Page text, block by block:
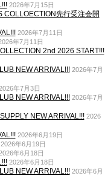
2026年7月15日
COLLOECTION先行受注会開
2026年7月11日
年7月11日
2nd 2026 START!!!
NEW ARRIVAL!!! 2026年7月
年7月3日
NEW ARRIVAL!!! 2026年7月
NEW ARRIVAL!!! 2026
2026年6月19日
2026年6月19日
年6月18日
2026年6月18日
NEW ARRIVAL!!! 2026年6月